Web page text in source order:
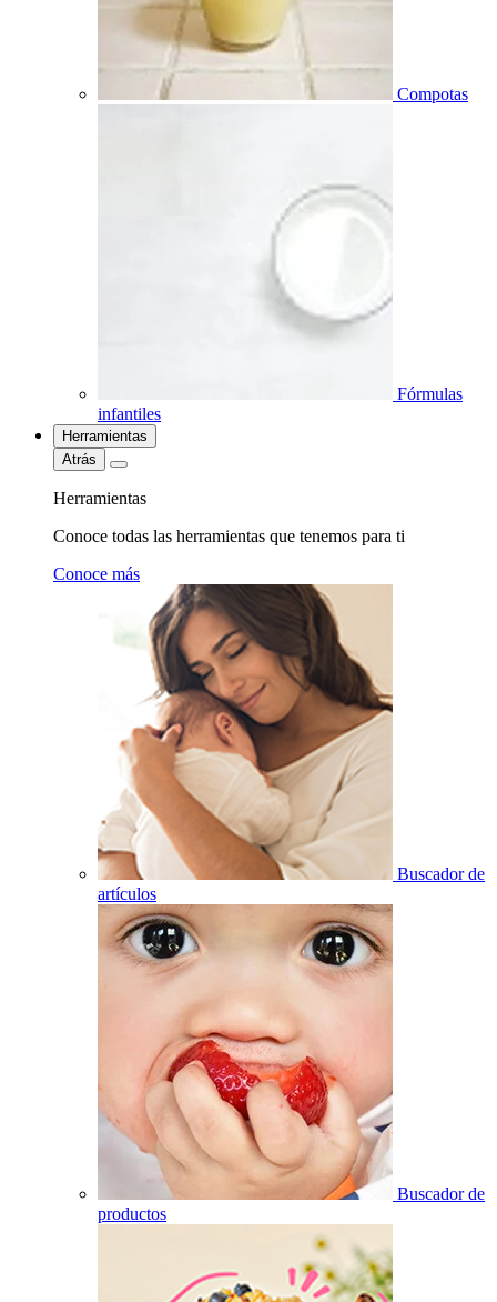
Compotas
Fórmulas
infantiles
Herramientas
Atrás
Herramientas
Conoce todas las herramientas que tenemos para ti
Conoce más
Buscador de
artículos
Buscador de
productos